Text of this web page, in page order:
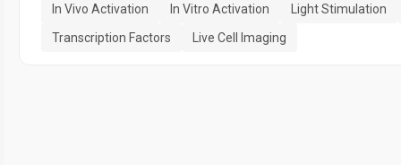
In Vivo Activation
In Vitro Activation
Light Stimulation
Transcription Factors
Live Cell Imaging